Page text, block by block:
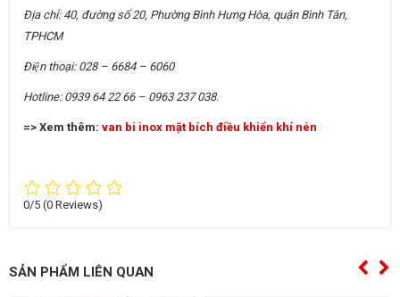
Địa chỉ: 40, đường số 20, Phường Bình Hưng Hòa, quận Bình Tân,
TPHCM
Điện thoại: 028 – 6684 – 6060
Hotline: 0939 64 22 66 – 0963 237 038.
=> Xem thêm: van bi inox mặt bích điều khiển khí nén
0/5 (0 Reviews)
SẢN PHẨM LIÊN QUAN